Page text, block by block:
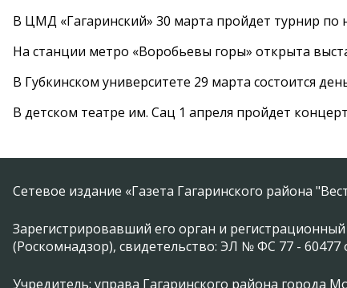
В ЦМД «Гагаринский» 30 марта пройдет турнир по
На станции метро «Воробьевы горы» открыта
В Губкинском университете 29 марта состоится
В детском театре им. Сац 1 апреля пройдет
Сетевое издание «Газета Гагаринского района
Зарегистрировавший его орган и
(Роскомнадзор), свидетельство: ЭЛ № ФС 77 - 60477
Учредитель: управа Гагаринского района города